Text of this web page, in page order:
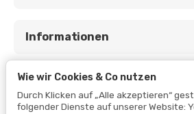
Informationen
Gesetzliche Informationen
Wie wir Cookies & Co nutzen
Durch Klicken auf „Alle akzeptieren“
folgender Dienste auf unserer Website: